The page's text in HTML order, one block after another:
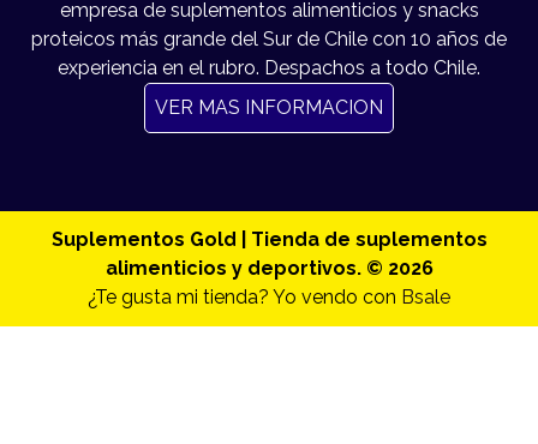
empresa de suplementos alimenticios y snacks
proteicos más grande del Sur de Chile con 10 años de
experiencia en el rubro. Despachos a todo Chile.
VER MAS INFORMACION
Suplementos Gold | Tienda de suplementos
alimenticios y deportivos. © 2026
¿Te gusta mi tienda? Yo vendo con Bsale